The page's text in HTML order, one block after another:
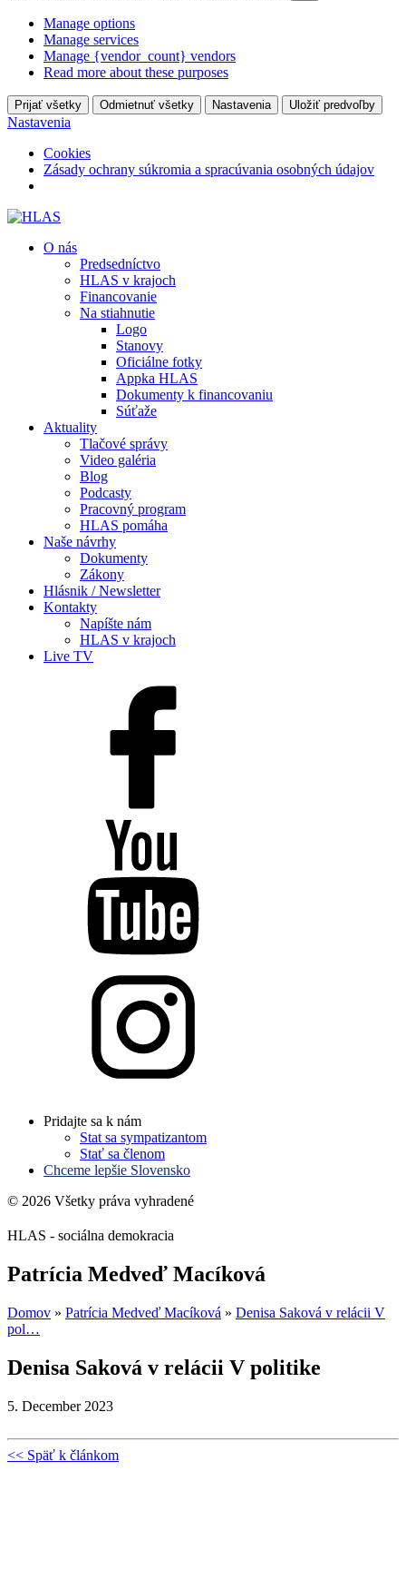
Manage options
Manage services
Manage {vendor_count} vendors
Read more about these purposes
Prijať všetky Odmietnuť všetky Nastavenia Uložiť predvoľby
Nastavenia
Cookies
Zásady ochrany súkromia a spracúvania osobných údajov
O nás
Predsedníctvo
HLAS v krajoch
Financovanie
Na stiahnutie
Logo
Stanovy
Oficiálne fotky
Appka HLAS
Dokumenty k financovaniu
Súťaže
Aktuality
Tlačové správy
Video galéria
Blog
Podcasty
Pracovný program
HLAS pomáha
Naše návrhy
Dokumenty
Zákony
Hlásnik / Newsletter
Kontakty
Napíšte nám
HLAS v krajoch
Live TV
Pridajte sa k nám
Stat sa sympatizantom
Stať sa členom
Chceme lepšie Slovensko
© 2026 Všetky práva vyhradené
HLAS - sociálna demokracia
Patrícia Medveď Macíková
Domov » Patrícia Medveď Macíková » Denisa Saková v relácii V
pol…
Denisa Saková v relácii V politike
5. December 2023
<< Späť k článkom